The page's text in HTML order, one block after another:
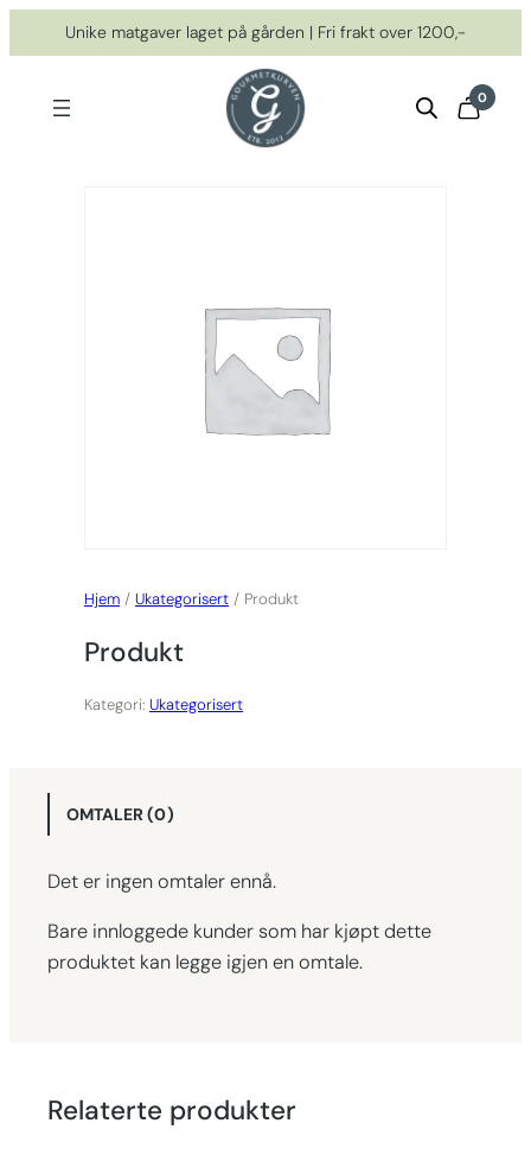
til
Unike matgaver laget på gården | Fri frakt over 1200,-
0
Hjem /Ukategorisert / Produkt
Produkt
Kategori:Ukategorisert
OMTALER (0)
Det er ingen omtaler ennå.
Bare innloggede kunder som har kjøpt dette
produktet kan legge igjen en omtale.
Relaterte produkter